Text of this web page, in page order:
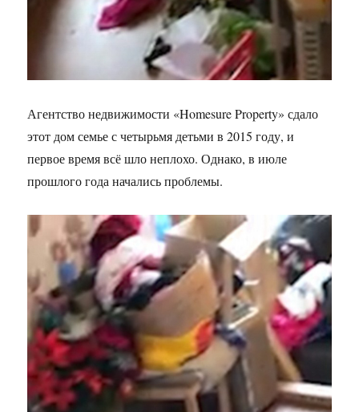
Агентство недвижимости «Homesure Property» сдало
этот дом семье с четырьмя детьми в 2015 году, и
первое время всё шло неплохо. Однако, в июле
прошлого года начались проблемы.